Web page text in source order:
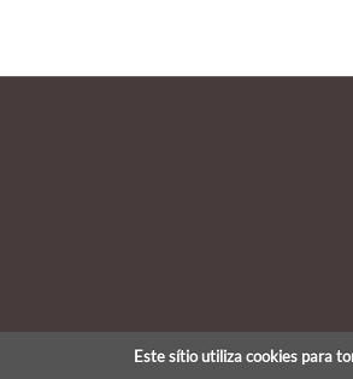
Este sítio utiliza cookies para